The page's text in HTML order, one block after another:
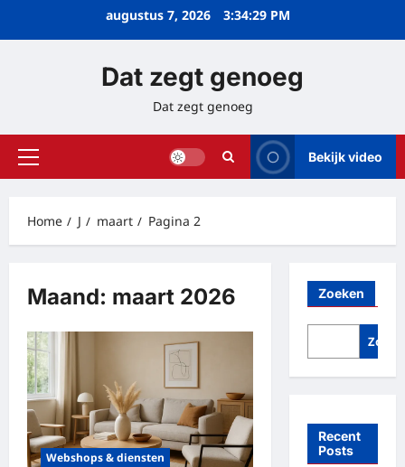
augustus 7, 2026 3:34:30 PM
Dat zegt genoeg
Dat zegt genoeg
Primair
Bekijk video
Home J maart Pagina 2
Maand: maart 2026
Webshops & diensten
Zoeken
Recent
Posts